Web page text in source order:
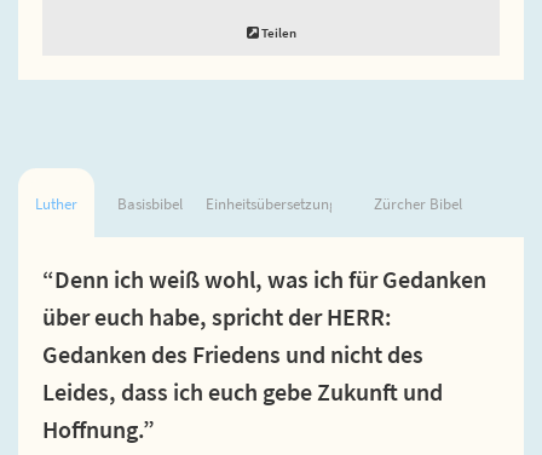
Teilen
Luther Basisbibel Einheitsübersetzung Zürcher Bibel
“Denn ich weiß wohl, was ich für Gedanken
über euch habe, spricht der HERR:
Gedanken des Friedens und nicht des
Leides, dass ich euch gebe Zukunft und
Hoffnung.”